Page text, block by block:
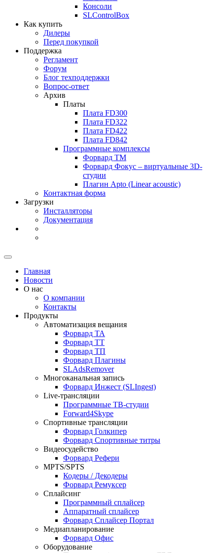
Консоли
SLControlBox
Как купить
Дилеры
Перед покупкой
Поддержка
Регламент
Форум
Блог техподдержки
Вопрос-ответ
Архив
Платы
Плата FD300
Плата FD322
Плата FD422
Плата FD842
Программные комплексы
Форвард ТМ
Форвард Фокус – виртуальные 3D-
студии
Плагин Apto (Linearacoustic)
Контактная форма
Загрузки
Инсталляторы
Документация
Главная
Новости
О нас
О компании
Контакты
Продукты
Автоматизация вещания
Форвард ТА
Форвард ТТ
Форвард ТП
Форвард Плагины
SLAdsRemover
Многоканальная запись
Форвард Инжест (SLIngest)
Live-трансляции
Программные ТВ-студии
Forward4Skype
Спортивные трансляции
Форвард Голкипер
Форвард Спортивные титры
Видеосудейство
Форвард Рефери
MPTS/SPTS
Кодеры / Декодеры
Форвард Ремуксер
Сплайсинг
Программный сплайсер
Аппаратный сплайсер
Форвард Сплайсер Портал
Медиапланирование
Форвард Офис
Оборудование